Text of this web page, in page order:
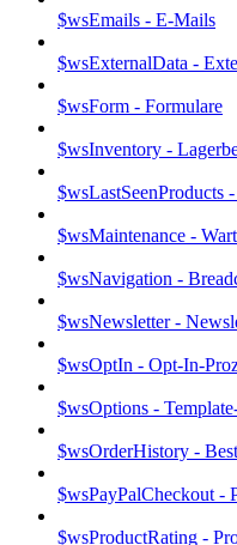
$wsEmails - E-Mails
$wsExternalData -
$wsForm - Formulare
$wsInventory -
$wsLastSeenProducts
$wsMaintenance -
$wsNavigation -
$wsNewsletter -
$wsOptIn - Opt-In-
$wsOptions -
$wsOrderHistory -
$wsPayPalCheckout -
$wsProductRating -